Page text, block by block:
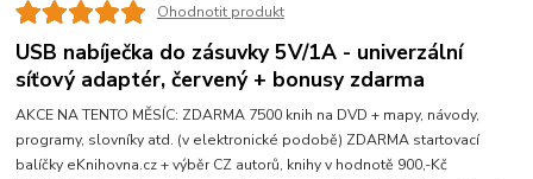
Ohodnotit produkt
USB nabíječka do zásuvky 5V/1A - univerzální
síťový adaptér, červený + bonusy zdarma
AKCE NA TENTO MĚSÍC: ZDARMA 7500 knih na DVD + mapy, návody,
programy, slovníky atd. (v elektronické podobě) ZDARMA startovací
balíčky eKnihovna.cz + výběr CZ autorů, knihy v hodnotě 900,-Kč